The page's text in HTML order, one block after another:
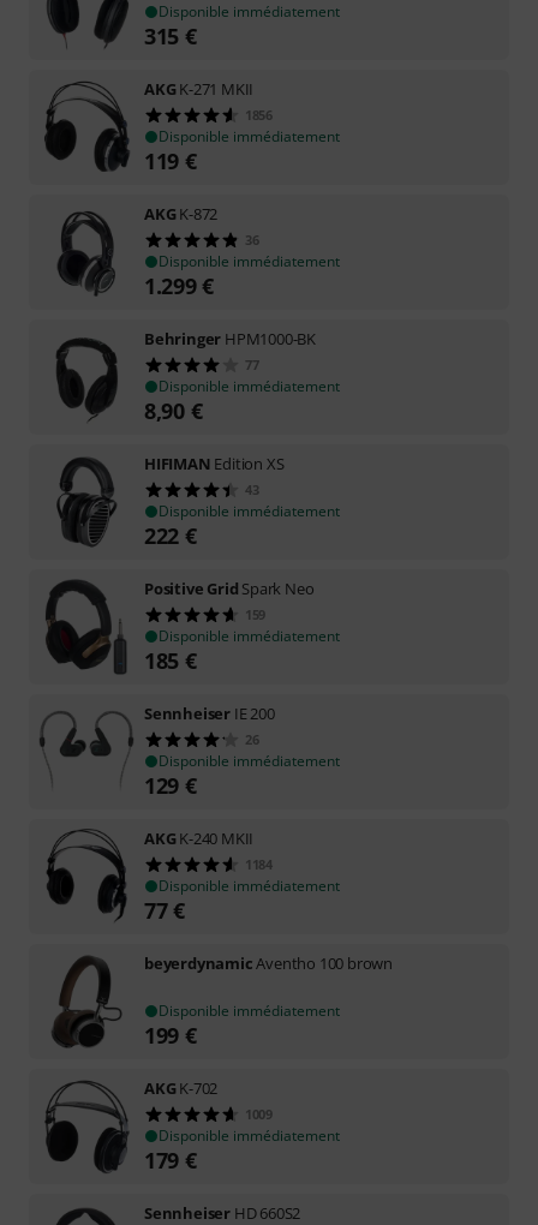
Disponible immédiatement
315 €
AKGK-271 MKII
1856
Disponible immédiatement
119 €
AKGK-872
36
Disponible immédiatement
1.299€
Behringer HPM1000-BK
77
Disponible immédiatement
8,90 €
HIFIMAN Edition XS
43
Disponible immédiatement
222 €
Positive Grid Spark Neo
159
Disponible immédiatement
185 €
Sennheiser IE 200
26
Disponible immédiatement
129 €
AKGK-240 MKII
1184
Disponible immédiatement
77€
beyerdynamicAventho 100 brown
Disponible immédiatement
199 €
AKGK-702
1009
Disponible immédiatement
179 €
Sennheiser HD 660S2